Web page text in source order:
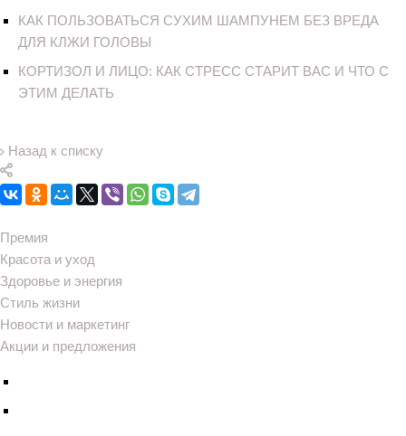
КАК ПОЛЬЗОВАТЬСЯ СУХИМ ШАМПУНЕМ БЕЗ ВРЕДА
ДЛЯ КЛЖИ ГОЛОВЫ
КОРТИЗОЛ И ЛИЦО: КАК СТРЕСС СТАРИТ ВАС И ЧТО С
ЭТИМ ДЕЛАТЬ
Назад к списку
Премия
Красота и уход
Здоровье и энергия
Стиль жизни
Новости и маркетинг
Акции и предложения